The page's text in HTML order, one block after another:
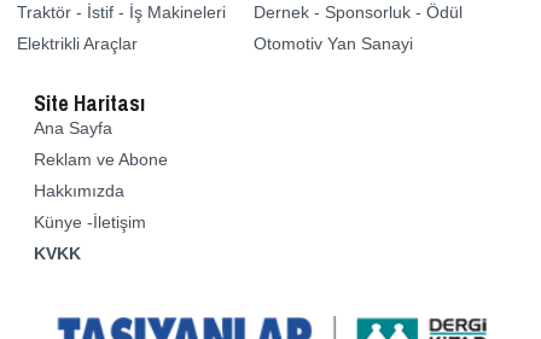
Traktör - İstif - İş Makineleri
Elektrikli Araçlar
Dernek - Sponsorluk - Ödül
Otomotiv Yan Sanayi
Site Haritası
Ana Sayfa
Reklam ve Abone
Hakkımızda
Künye -İletişim
KVKK